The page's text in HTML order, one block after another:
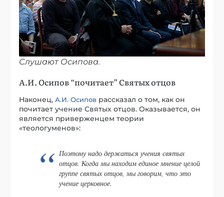
Слушают Осипова.
А.И. Осипов “почитает” Святых отцов
Наконец,А.И. Осипов рассказал о том, как он
почитает учение Святых отцов. Оказывается, он
является приверженцем теории
«теологуменов»:
Поэтому надо держаться учения святых
отцов. Когда мы находим единое мнение целой
группе святых отцов, мы говорим, что это
учение церковное.